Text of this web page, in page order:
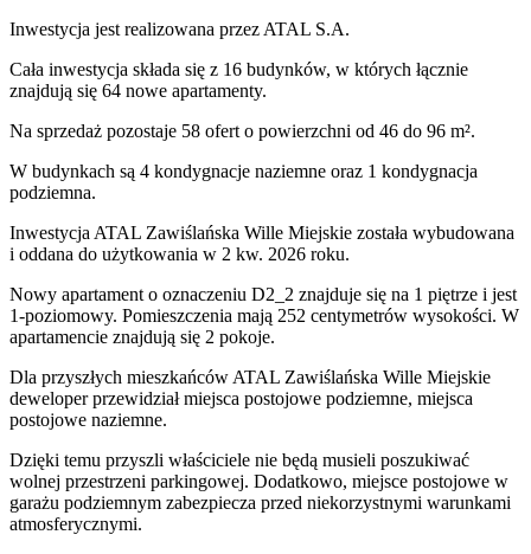
Inwestycja jest realizowana przez ATAL S.A.
Cała inwestycja składa się z 16 budynków, w których łącznie
znajdują się 64 nowe apartamenty.
Na sprzedaż pozostaje 58 ofert o powierzchni od 46 do 96 m².
W budynkach są 4 kondygnacje naziemne oraz 1 kondygnacja
podziemna.
Inwestycja ATAL Zawiślańska Wille Miejskie została wybudowana
i oddana do użytkowania w 2 kw. 2026 roku.
Nowy apartament o oznaczeniu D2_2 znajduje się na 1 piętrze i jest
1-poziomowy. Pomieszczenia mają 252 centymetrów wysokości. W
apartamencie znajdują się 2 pokoje.
Dla przyszłych mieszkańców ATAL Zawiślańska Wille Miejskie
deweloper przewidziałmiejsca postojowe podziemne, miejsca
postojowe naziemne.
Dzięki temu przyszli właściciele nie będą musieli poszukiwać
wolnej przestrzeni parkingowej. Dodatkowo, miejsce postojowe w
garażu podziemnym zabezpiecza przed niekorzystnymi warunkami
atmosferycznymi.